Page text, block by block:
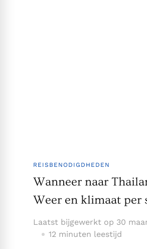
REISBENODIGDHEDEN
Wanneer naar
Weer en klimaat per
Laatst bijgewerkt op 30
12 minuten leestijd